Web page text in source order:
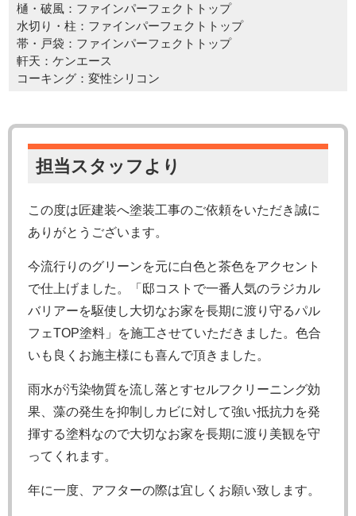
樋・破風：ファインパーフェクトトップ
水切り・柱：ファインパーフェクトトップ
帯・戸袋：ファインパーフェクトトップ
軒天：ケンエース
コーキング：変性シリコン
担当スタッフより
この度は匠建装へ塗装工事のご依頼をいただき誠に
ありがとうございます。
今流行りのグリーンを元に白色と茶色をアクセント
で仕上げました。「邸コストで一番人気のラジカル
バリアーを駆使し大切なお家を長期に渡り守るパル
フェTOP塗料」を施工させていただきました。色合
いも良くお施主様にも喜んで頂きました。
雨水が汚染物質を流し落とすセルフクリーニング効
果、藻の発生を抑制しカビに対して強い抵抗力を発
揮する塗料なので大切なお家を長期に渡り美観を守
ってくれます。
年に一度、アフターの際は宜しくお願い致します。